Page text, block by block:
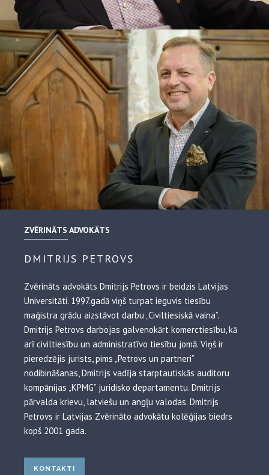
ZVĒRINĀTS ADVOKĀTS
DMITRIJS PETROVS
Zvērināts advokāts Dmitrijs Petrovs ir beidzis Latvijas
Universitāti. 1997.gadā viņš turpat ieguvis tiesību
maģistra grādu aizstāvot darbu „Civiltiesiskā vaina”.
Dmitrijs Petrovs darbojas galvenokārt komerctiesību, kā
arī civiltiesību un administratīvo tiesību jomā. Viņš ir
pieredzējis jurists, pims „Petrovs un partneri”
nodibināšanas, Dmitrijs vadīja starptautiskās auditoru
kompānijas „KPMG” juridisko departamentu. Dmitrijs
pārvalda krievu, latviešu un angļu valodas. Dmitrijs
Petrovs ir Latvijas Zvērināto advokātu kolēģijas biedrs
kopš 2001 gada.
KONTAKTI